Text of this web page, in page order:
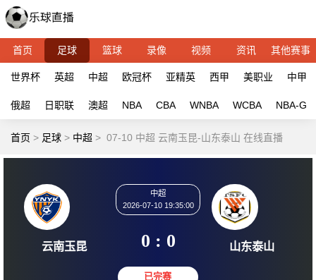
首页 足球 篮球 录像 视频 资讯 其他赛事
世界杯 英超 中超 欧冠杯 亚精英 西甲 美职业 中甲
俄超 日职联 澳超 NBA CBA WNBA WCBA NBA-G
首页 > 足球 > 中超 > 07-10 中超 云南玉昆-山东泰山 在线直播
2026-07-10 19:35:00